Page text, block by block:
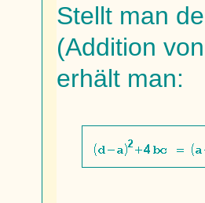
Stellt man
(Addition
erhält man: